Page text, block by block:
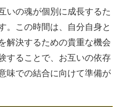
いの魂が個別に成長するた
。この時間は、自分自身と
解決するための貴重な機会
することで、お互いの依存
味での結合に向けて準備が